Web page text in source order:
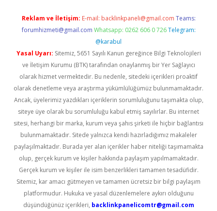
Reklam ve İletişim: E-mail: backlinkpaneli@gmail.com Teams:
forumhizmeti@gmail.com Whatsapp: 0262 606 0 726 Telegram:
@karabul
Yasal Uyarı: Sitemiz, 5651 Sayılı Kanun gereğince Bilgi Teknolojileri
ve İletişim Kurumu (BTK) tarafından onaylanmış bir Yer Sağlayıcı
olarak hizmet vermektedir. Bu nedenle, sitedeki içerikleri proaktif
olarak denetleme veya araştırma yükümlülüğümüz bulunmamaktadır.
Ancak, üyelerimiz yazdıkları içeriklerin sorumluluğunu taşımakta olup,
siteye üye olarak bu sorumluluğu kabul etmiş sayılırlar. Bu internet
sitesi, herhangi bir marka, kurum veya şahıs şirketi ile hiçbir bağlantısı
bulunmamaktadır. Sitede yalnızca kendi hazırladığımız makaleler
paylaşılmaktadır. Burada yer alan içerikler haber niteliği taşımamakta
olup, gerçek kurum ve kişiler hakkında paylaşım yapılmamaktadır.
Gerçek kurum ve kişiler ile isim benzerlikleri tamamen tesadüfidir.
Sitemiz, kar amacı gütmeyen ve tamamen ücretsiz bir bilgi paylaşım
platformudur. Hukuka ve yasal düzenlemelere aykırı olduğunu
düşündüğünüz içerikleri, backlinkpanelicomtr@gmail.com